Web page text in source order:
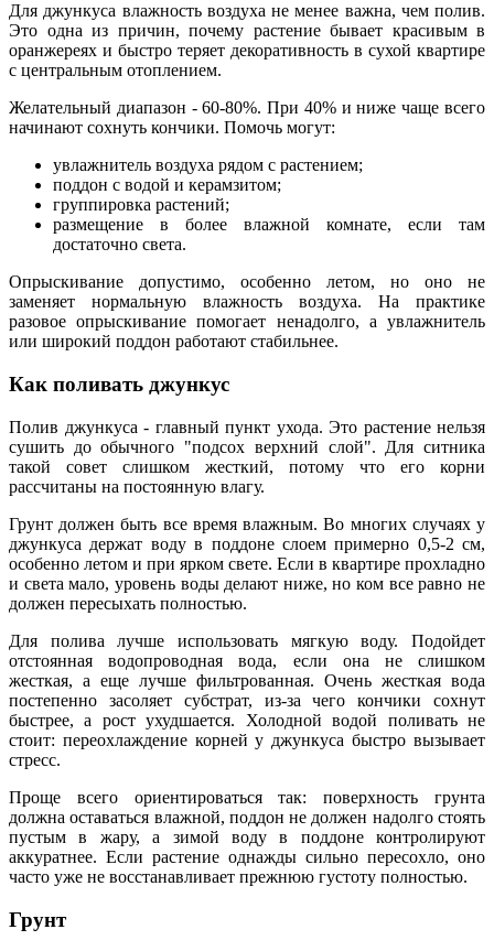
Для джункуса влажность воздуха не менее важна, чем полив.
Это одна из причин, почему растение бывает красивым в
оранжереях и быстро теряет декоративность в сухой квартире
с центральным отоплением.
Желательный диапазон - 60-80%. При 40% и ниже чаще всего
начинают сохнуть кончики. Помочь могут:
увлажнитель воздуха рядом с растением;
поддон с водой и керамзитом;
группировка растений;
размещение в более влажной комнате, если там
достаточно света.
Опрыскивание допустимо, особенно летом, но оно не
заменяет нормальную влажность воздуха. На практике
разовое опрыскивание помогает ненадолго, а увлажнитель
или широкий поддон работают стабильнее.
Как поливать джункус
Полив джункуса - главный пункт ухода. Это растение нельзя
сушить до обычного "подсох верхний слой". Для ситника
такой совет слишком жесткий, потому что его корни
рассчитаны на постоянную влагу.
Грунт должен быть все время влажным. Во многих случаях у
джункуса держат воду в поддоне слоем примерно 0,5-2 см,
особенно летом и при ярком свете. Если в квартире прохладно
и света мало, уровень воды делают ниже, но ком все равно не
должен пересыхать полностью.
Для полива лучше использовать мягкую воду. Подойдет
отстоянная водопроводная вода, если она не слишком
жесткая, а еще лучше фильтрованная. Очень жесткая вода
постепенно засоляет субстрат, из-за чего кончики сохнут
быстрее, а рост ухудшается. Холодной водой поливать не
стоит: переохлаждение корней у джункуса быстро вызывает
стресс.
Проще всего ориентироваться так: поверхность грунта
должна оставаться влажной, поддон не должен надолго стоять
пустым в жару, а зимой воду в поддоне контролируют
аккуратнее. Если растение однажды сильно пересохло, оно
часто уже не восстанавливает прежнюю густоту полностью.
Грунт